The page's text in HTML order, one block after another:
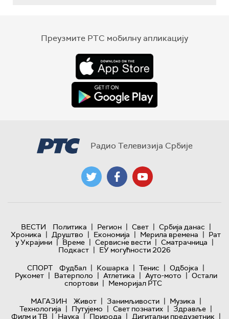
Преузмите РТС мобилну апликацију
Радио Телевизија Србије
ВЕСТИ Политика | Регион | Свет | Србија данас |
Хроника | Друштво | Економија | Мерила времена | Рат
у Украјини | Време | Сервисне вести | Сматрачница |
Подкаст | ЕУ могућности 2026
СПОРТ
Фудбал | Кошарка | Тенис | Одбојка |
Рукомет | Ватерполо | Атлетика | Ауто-мото | Остали
спортови | Меморијал РТС
МАГАЗИН
Живот | Занимљивости | Музика |
Технологијa | Путујемо | Свет познатих | Здравље |
Филм и ТВ | Наука | Природа | Дигитални предузетник |